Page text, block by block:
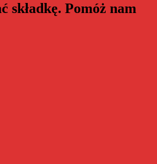
składkę. Pomóż nam